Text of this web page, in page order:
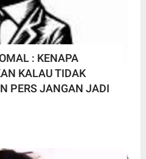
: KENAPA
KALAU TIDAK
PERS JANGAN JADI